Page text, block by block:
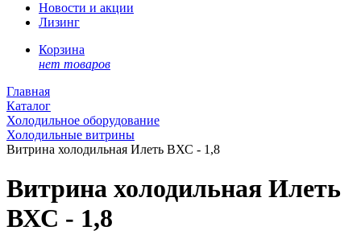
Новости и акции
Лизинг
Корзина
нет товаров
Главная
Каталог
Холодильное оборудование
Холодильные витрины
Витрина холодильная Илеть ВХС - 1,8
Витрина холодильная Илеть
ВХС - 1,8